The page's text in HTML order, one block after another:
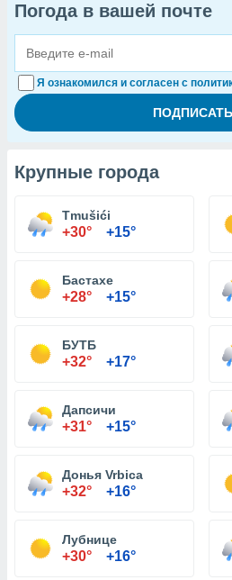
Погода в вашей почте
Я ознакомился и согласен с
Крупные города
Tmušići
+30° +15°
Бастахе
+28° +15°
БУТБ
+32° +17°
Дапсичи
+31° +15°
Донья Vrbica
+32° +16°
Лубнице
+30° +16°